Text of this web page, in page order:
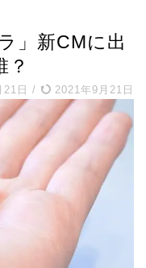
」新CMに出
？
日 / 2021年9月21日